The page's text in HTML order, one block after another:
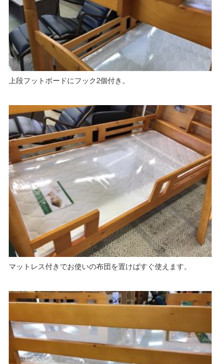
上段フットボードにフック2個付き。
マットレス付きでお使いの布団を置けばすぐ使えます。